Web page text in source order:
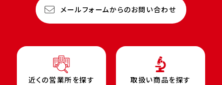
メールフォームからのお問い合わせ
近くの営業所を探す 取扱い商品を探す